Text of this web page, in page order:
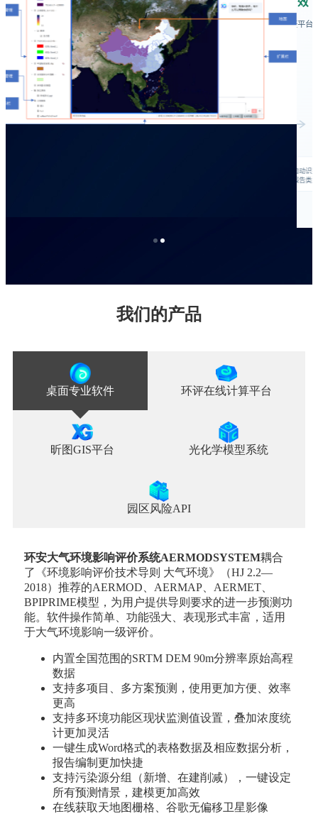
我们的产品
桌面专业软件 环评在线计算平台
昕图GIS平台 光化学模型系统
园区风险API
环安大气环境影响评价系统AERMODSYSTEM耦合
了《环境影响评价技术导则 大气环境》（HJ 2.2—
2018）推荐的AERMOD、AERMAP、AERMET、
BPIPRIME模型，为用户提供导则要求的进一步预测功
能。软件操作简单、功能强大、表现形式丰富，适用
于大气环境影响一级评价。
内置全国范围的SRTM DEM 90m分辨率原始高程
数据
支持多项目、多方案预测，使用更加方便、效率
更高
支持多环境功能区现状监测值设置，叠加浓度统
计更加灵活
一键生成Word格式的表格数据及相应数据分析，
报告编制更加快捷
支持污染源分组（新增、在建削减），一键设定
所有预测情景，建模更加高效
在线获取天地图栅格、谷歌无偏移卫星影像